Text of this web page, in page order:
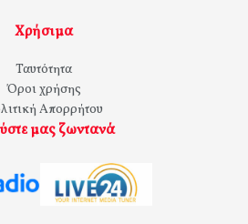
Χρήσιμα
Ταυτότητα
Όροι χρήσης
Απορρήτου
μας ζωντανά